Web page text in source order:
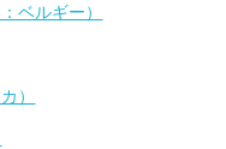
ベルギー）
）